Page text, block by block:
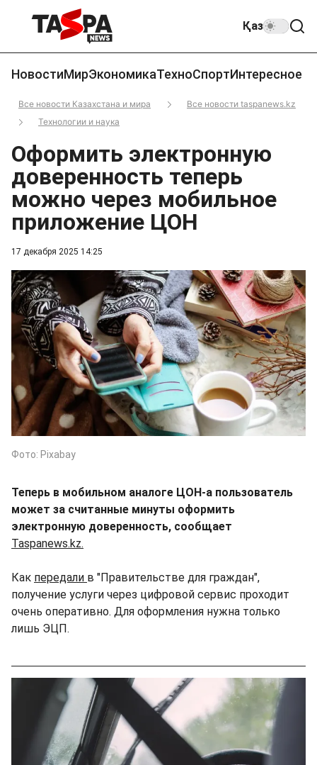
Қаз
НовостиМирЭкономикаТехноСпортИнтересное
Все новости Казахстана и мира
Все новости taspanews.kz
Технологии и наука
17 декабря 2025 14:25
Оформить электронную
доверенность теперь
можно через мобильное
приложение ЦОН
Фото: Pixabay
Теперь в мобильном аналоге ЦОН-а пользователь
может за считанные минуты оформить
электронную доверенность, сообщает
Taspanews.kz.
Как передали в "Правительстве для граждан",
получение услуги через цифровой сервис проходит
очень оперативно. Для оформления нужна только
лишь ЭЦП.